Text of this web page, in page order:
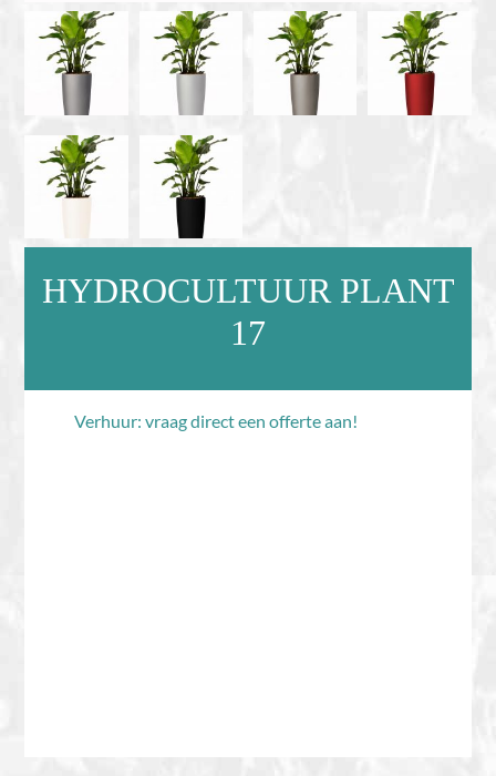
HYDROCULTUUR PLANT
17
Verhuur: vraag direct een offerte aan!